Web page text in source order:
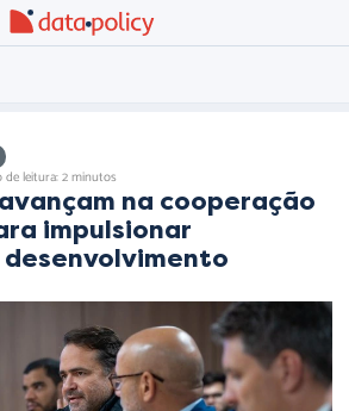
de leitura: 2 minutos
na cooperação
impulsionar